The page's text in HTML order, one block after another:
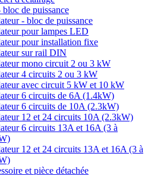
de puissance
- bloc de puissance
pour lampes LED
pour installation fixe
sur rail DIN
mono circuit 2 ou 3 kW
4 circuits 2 ou 3 kW
avec circuit 5 kW et 10 kW
6 circuits de 6A (1.4kW)
6 circuits de 10A (2.3kW)
12 et 24 circuits 10A (2.3kW)
6 circuits 13A et 16A (3 à
12 et 24 circuits 13A et 16A (3 à
et pièce détachée